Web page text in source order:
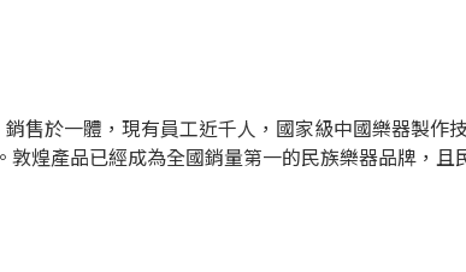
於一體，現有員工近千人，國家級中國樂器製作
煌產品已經成為全國銷量第一的民族樂器品牌，且